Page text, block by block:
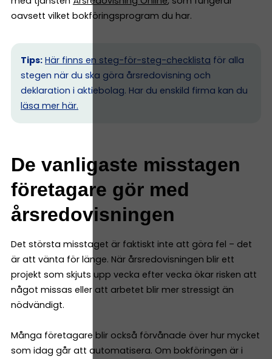
oavsett vilket bokföringsprogram du har.
Tips: Här finns en steg-för-steg-checklista för alla
stegen när du ska göra årsredovisning och
deklaration i aktiebolag. Har du enskild firma kan du
läsa mer här.
De vanligaste misstagen
företagare gör med
årsredovisningen
Det största misstaget är faktiskt inte att göra fel – det
är att vänta för länge. När årsredovisningen blir ett
projekt som skjuts upp vecka efter vecka ökar risken att
något missas eller att arbetet blir mer stressigt än
nödvändigt.
Många företagare blir också förvånade över hur mycket
som idag går att automatisera. Om bokföringen är i